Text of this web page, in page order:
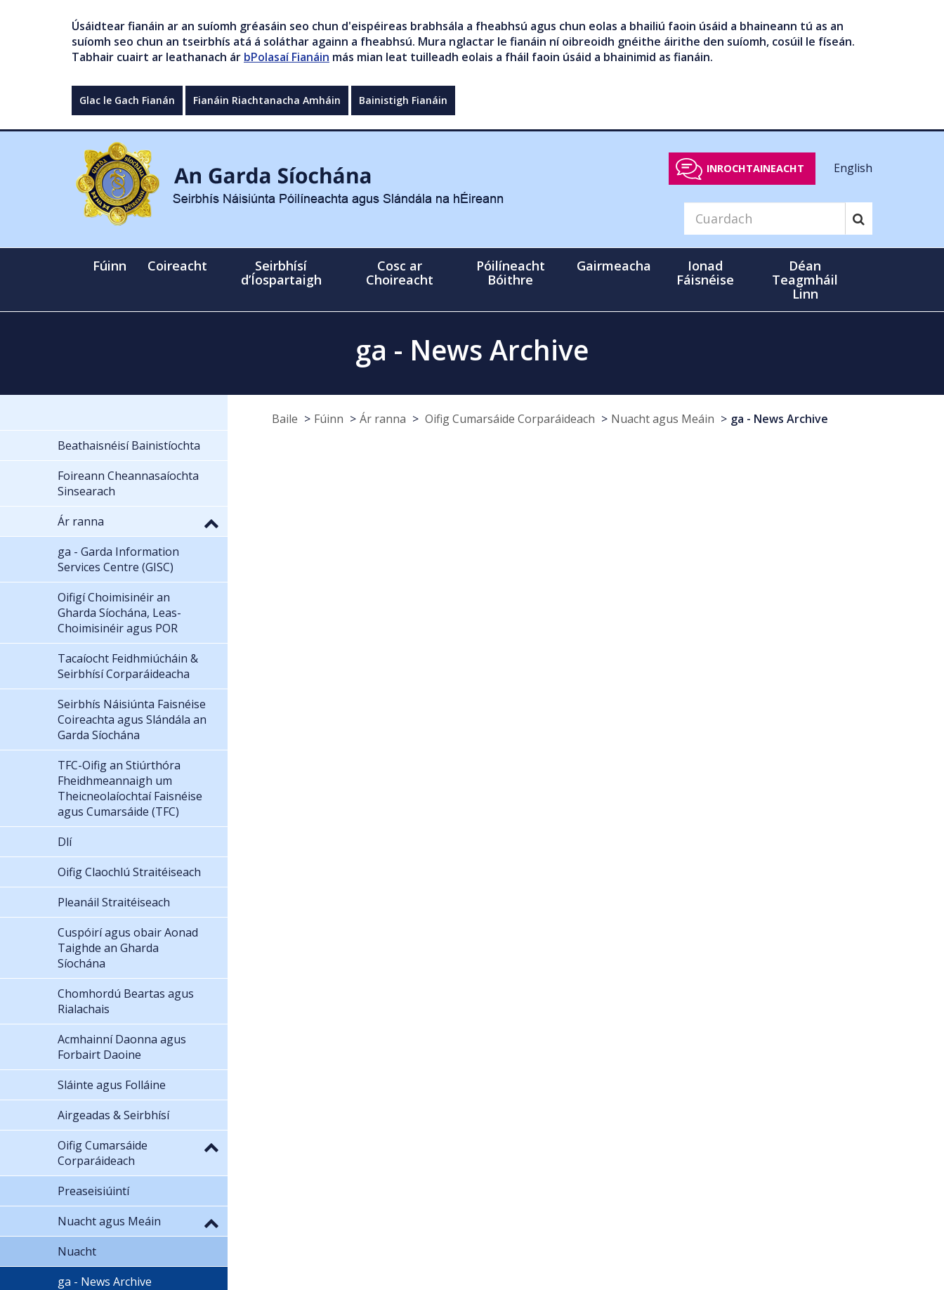
Úsáidtear fianáin ar an suíomh gréasáin seo chun d'eispéireas brabhsála a fheabhsú agus chun eolas a bhailiú faoin úsáid a bhaineann tú as an
suíomh seo chun an tseirbhís atá á soláthar againn a fheabhsú. Mura nglactar le fianáin ní oibreoidh gnéithe áirithe den suíomh, cosúil le físeán.
Tabhair cuairt ar leathanach ár bPolasaí Fianáin más mian leat tuilleadh eolais a fháil faoin úsáid a bhainimid as fianáin.
Glac le Gach Fianán Fianáin Riachtanacha Amháin Bainistigh Fianáin
INROCHTAINEACHT English
Fúinn Coireacht
Seirbhísí
d’Íospartaigh
Cosc ar
Choireacht
Póilíneacht
Bóithre
Gairmeacha
Ionad
Fáisnéise
Déan
Teagmháil
Linn
ga - News Archive
Baile Fúinn Ár ranna Oifig Cumarsáide Corparáideach Nuacht agus Meáin
ga - News Archive
Beathaisnéisí Bainistíochta
Foireann Cheannasaíochta
Sinsearach
Ár ranna
ga - Garda Information
Services Centre (GISC)
Oifigí Choimisinéir an
Gharda Síochána, Leas-
Choimisinéir agus POR
Tacaíocht Feidhmiúcháin &
Seirbhísí Corparáideacha
Seirbhís Náisiúnta Faisnéise
Coireachta agus Slándála an
Garda Síochána
TFC-Oifig an Stiúrthóra
Fheidhmeannaigh um
Theicneolaíochtaí Faisnéise
agus Cumarsáide (TFC)
Dlí
Oifig Claochlú Straitéiseach
Pleanáil Straitéiseach
Cuspóirí agus obair Aonad
Taighde an Gharda
Síochána
Chomhordú Beartas agus
Rialachais
Acmhainní Daonna agus
Forbairt Daoine
Sláinte agus Folláine
Airgeadas & Seirbhísí
Oifig Cumarsáide
Corparáideach
Preaseisiúintí
Nuacht agus Meáin
Nuacht
ga - News Archive